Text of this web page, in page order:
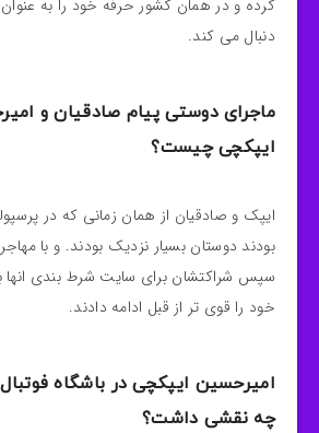
کرده و در همان کشور حرفه خود را به
دنبال می کند.
ماجرای دوستی پیام صادقیان و
ایپکچی چیست؟
ایپک و صادقیان از همان زمانی که در
بودند دوستان بسیار نزدیک بودند. و با
سپس شراکتشان برای سایت شرط بندی انها
خود را قوی تر از قبل ادامه دادند.
امیرحسین ایپکچی در باشگاه
چه نقشی داشت؟